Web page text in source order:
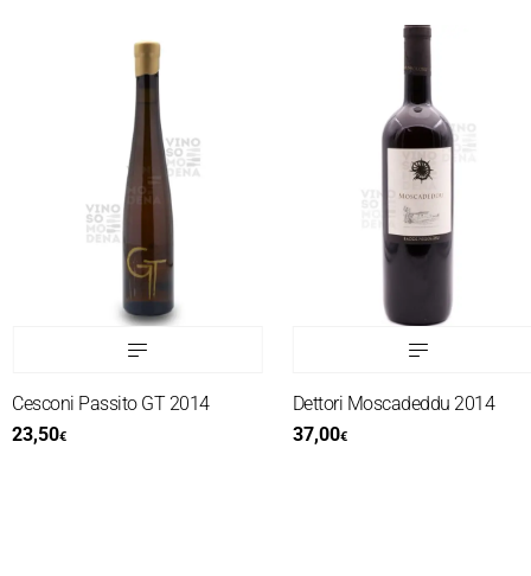
Cesconi Passito GT 2014
23,50€
Dettori Moscadeddu 2014
37,00€